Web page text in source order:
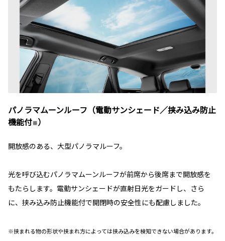
パノラマムーンルーフ（電動サンシェード／挟み込み防止
機能付※）
開放感のある、大型パノラマルーフ。
光を呼び込むパノラマムーンルーフが前席から後席まで開放感を
もたらします。電動サンシェードが直射日光をガードし、さら
に、挟み込み防止機能付で開閉時の安全性にも配慮しました。
※挟まれる物の形状や挟まれ方によっては挟み込みを検知できない場合があります。